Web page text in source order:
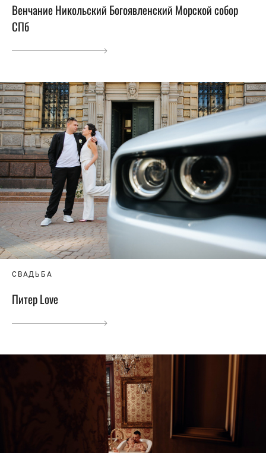
Венчание Никольский Богоявленский Морской собор
СПб
СВАДЬБА
Питер Love